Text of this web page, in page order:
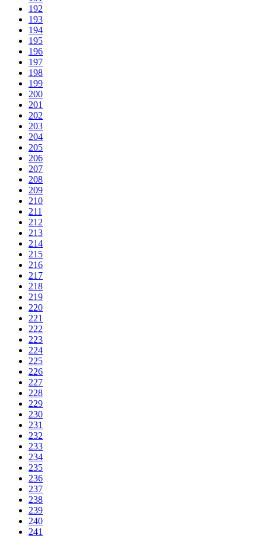
192
193
194
195
196
197
198
199
200
201
202
203
204
205
206
207
208
209
210
211
212
213
214
215
216
217
218
219
220
221
222
223
224
225
226
227
228
229
230
231
232
233
234
235
236
237
238
239
240
241